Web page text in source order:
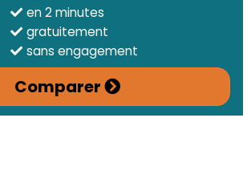
en 2 minutes
gratuitement
sans engagement
Comparer